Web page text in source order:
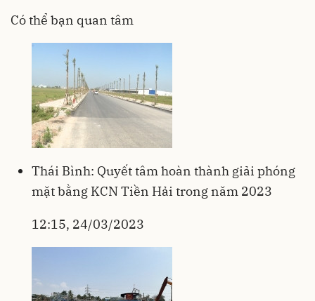
Có thể bạn quan tâm
Thái Bình: Quyết tâm hoàn thành giải phóng
mặt bằng KCN Tiền Hải trong năm 2023
12:15, 24/03/2023